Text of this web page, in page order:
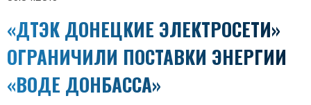
«ДТЭК ДОНЕЦКИЕ ЭЛЕКТРОСЕТИ»
ОГРАНИЧИЛИ ПОСТАВКИ ЭНЕРГИИ
«ВОДЕ ДОНБАССА»